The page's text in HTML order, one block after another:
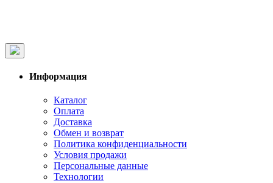
Информация
Каталог
Оплата
Доставка
Обмен и возврат
Политика конфиденциальности
Условия продажи
Персональные данные
Технологии